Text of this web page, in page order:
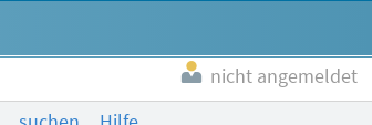
nicht angemeldet